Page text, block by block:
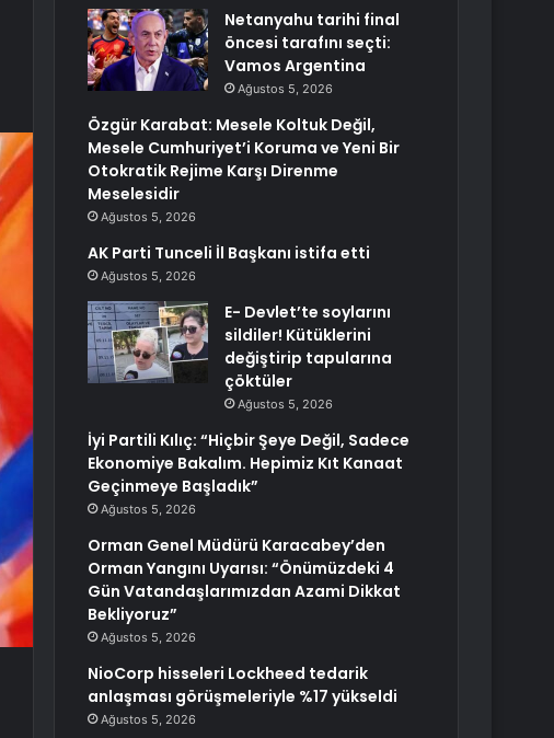
Netanyahu tarihi final
öncesi tarafını seçti:
Vamos Argentina
Ağustos 5, 2026
Özgür Karabat: Mesele Koltuk Değil,
Mesele Cumhuriyet’i Koruma ve Yeni Bir
Otokratik Rejime Karşı Direnme
Meselesidir
Ağustos 5, 2026
AK Parti Tunceli İl Başkanı istifa etti
Ağustos 5, 2026
E- Devlet’te soylarını
sildiler! Kütüklerini
değiştirip tapularına
çöktüler
Ağustos 5, 2026
İyi Partili Kılıç: “Hiçbir Şeye Değil, Sadece
Ekonomiye Bakalım. Hepimiz Kıt Kanaat
Geçinmeye Başladık”
Ağustos 5, 2026
Orman Genel Müdürü Karacabey’den
Orman Yangını Uyarısı: “Önümüzdeki 4
Gün Vatandaşlarımızdan Azami Dikkat
Bekliyoruz”
Ağustos 5, 2026
NioCorp hisseleri Lockheed tedarik
anlaşması görüşmeleriyle %17 yükseldi
Ağustos 5, 2026